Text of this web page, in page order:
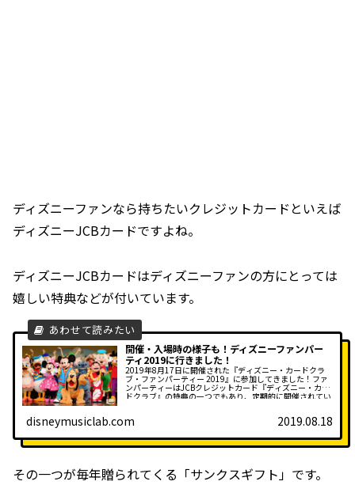
ディズニーファンなら持ちたいクレジットカードといえば
ディズニーJCBカードですよね。
ディズニーJCBカードはディズニーファンの方にとっては
嬉しい特典などが付いています。
開催・入場時の様子も！ディズニーファンパー
ティ2019に行きました！
2019年8月17日に開催された『ディズニー・カードクラ
ブ・ファンパーティー 2019』に参加してきました！ファ
ンパーティーはJCBクレジットカード『ディズニー・カー
ドクラブ』の特典の一つでもあり、定期的に開催されてい
disneymusiclab.com 2019.08.18
その一つが毎年贈られてくる「サンクスギフト」です。